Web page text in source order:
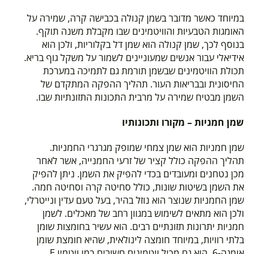
במיוחד כאשר מדובר בשמן קנולה בכבישה קרה, שמירה על
האומגות הטבעיות והוויטמינים שבו מקבלת משנה תוקף.
בנוסף לכך, שמן קנולה הוא שמן דל בקלוריות, ולכן הוא
אידיאלי עבור אנשים שמעוניינים לשמור על משקל גוף בריא.
תכולת הוויטמינים שבשמן תורמת גם לתמיכה במערכת
החיסונית ובבריאות העור. תהליך ההפקה המתקדם של
השמן מבטיח שמירה על מרבית התכונות התזונתיות שבו.
שמן חמניות – מקורו ותכונותיו
שמן חמניות הוא שמן צמחי שמופק מגרגרי החמניות.
תהליך ההפקה כולל קציר של זרעי החמנייה, אשר לאחר
מכן נטחנים ומעובדים בכדי להפיק את השמן. ניתן להפיק
את השמן בשיטות שונות, כולל סחיטה קרה וסחיטה חמה.
שמן החמניות שנוצר הוא נוזל בהיר, בעל טעם עדין ונייטרלי,
ולכן הוא מתאים לשימוש במגוון רחב של מאכלים. לשמן
חמניות יתרונות תזונתיים רבים. הוא עשיר בחומצות שומן
בלתי רוויות, במיוחד חומצה לינולאית, שהיא חומצת שומן